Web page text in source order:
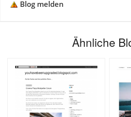
Blog melden
Ähnliche